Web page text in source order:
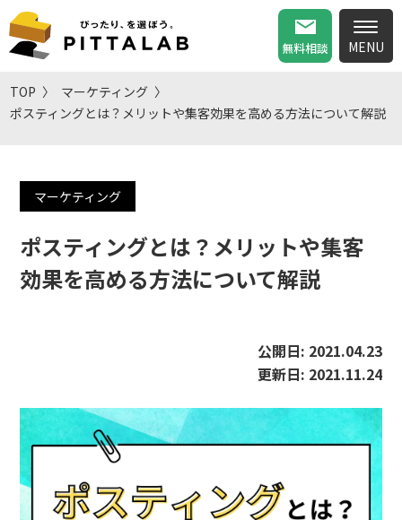
無料相談
TOP
マーケティング
ポスティングとは？メリットや集客効果を高める方法について解説
マーケティング
ポスティングとは？メリットや集客
効果を高める方法について解説
公開日: 2021.04.23
更新日: 2021.11.24